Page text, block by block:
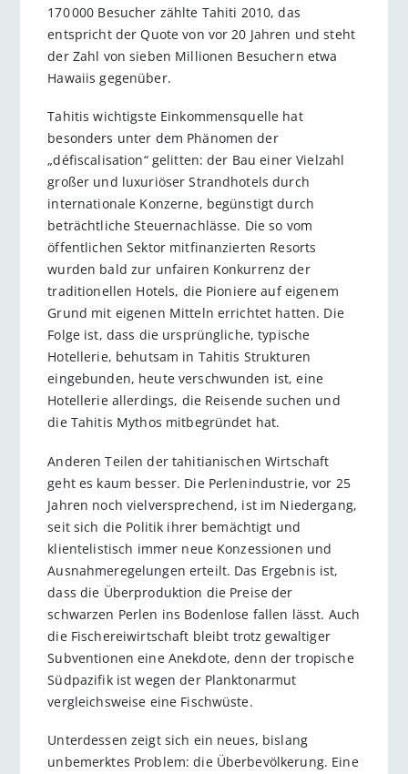
170 000 Besucher zählte Tahiti 2010, das
entspricht der Quote von vor 20 Jahren und steht
der Zahl von sieben Millionen Besuchern etwa
Hawaiis gegenüber.
Tahitis wichtigste Einkommensquelle hat
besonders unter dem Phänomen der
„défiscalisation“ gelitten: der Bau einer Vielzahl
großer und luxuriöser Strandhotels durch
internationale Konzerne, begünstigt durch
beträchtliche Steuernachlässe. Die so vom
öffentlichen Sektor mitfinanzierten Resorts
wurden bald zur unfairen Konkurrenz der
traditionellen Hotels, die Pioniere auf eigenem
Grund mit eigenen Mitteln errichtet hatten. Die
Folge ist, dass die ursprüngliche, typische
Hotellerie, behutsam in Tahitis Strukturen
eingebunden, heute verschwunden ist, eine
Hotellerie allerdings, die Reisende suchen und
die Tahitis Mythos mitbegründet hat.
Anderen Teilen der tahitianischen Wirtschaft
geht es kaum besser. Die Perlenindustrie, vor 25
Jahren noch vielversprechend, ist im Niedergang,
seit sich die Politik ihrer bemächtigt und
klientelistisch immer neue Konzessionen und
Ausnahmeregelungen erteilt. Das Ergebnis ist,
dass die Überproduktion die Preise der
schwarzen Perlen ins Bodenlose fallen lässt. Auch
die Fischereiwirtschaft bleibt trotz gewaltiger
Subventionen eine Anekdote, denn der tropische
Südpazifik ist wegen der Planktonarmut
vergleichsweise eine Fischwüste.
Unterdessen zeigt sich ein neues, bislang
unbemerktes Problem: die Überbevölkerung. Eine